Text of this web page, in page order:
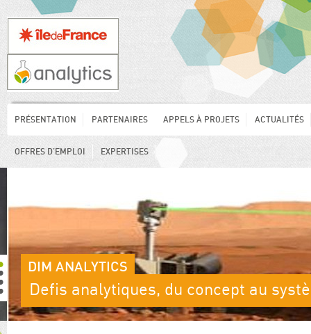
PRÉSENTATION PARTENAIRES APPELS À PROJETS ACTUALITÉS
OFFRES D’EMPLOI EXPERTISES
DIM ANALYTICS
Defis analytiques, du concept au